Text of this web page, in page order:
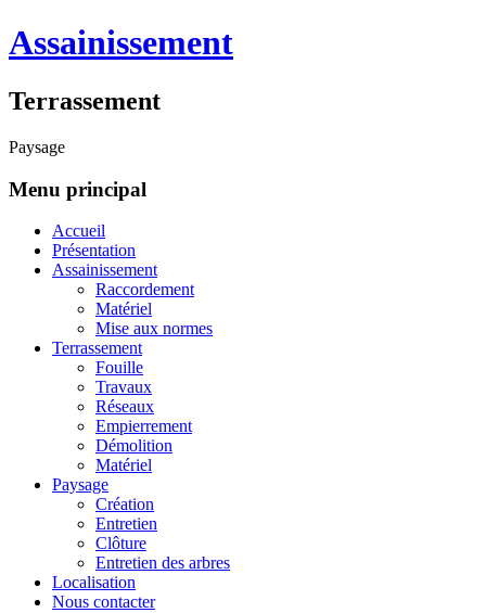
Assainissement
Terrassement
Paysage
Menu principal
Accueil
Présentation
Assainissement
Raccordement
Matériel
Mise aux normes
Terrassement
Fouille
Travaux
Réseaux
Empierrement
Démolition
Matériel
Paysage
Création
Entretien
Clôture
Entretien des arbres
Localisation
Nous contacter